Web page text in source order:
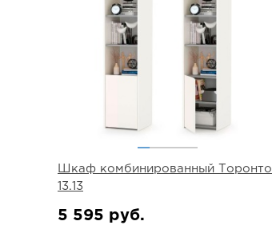
Шкаф комбинированный Торонто
13.13
5 595 руб.